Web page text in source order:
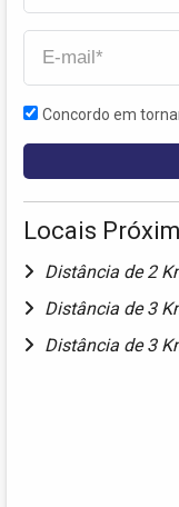
Concordo em
Locais
Distância de 2
Distância de 3
Distância de 3